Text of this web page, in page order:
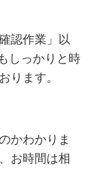
認作業」以
しっかりと時
ります。
かわかりま
お時間は相